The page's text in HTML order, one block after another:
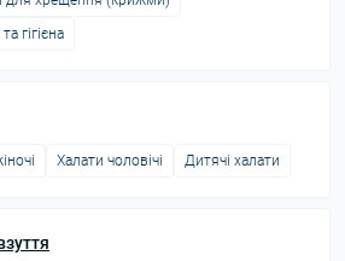
гігієна
Халати чоловічі Дитячі халати